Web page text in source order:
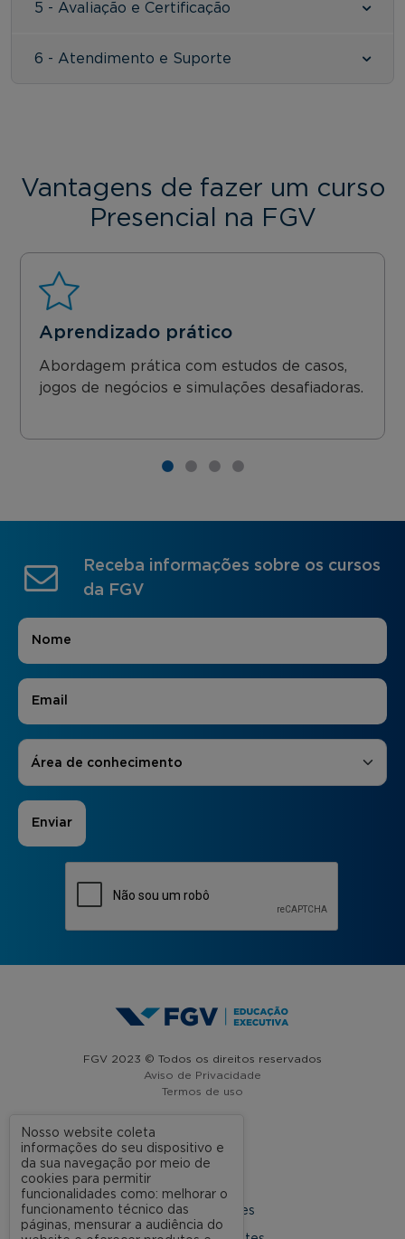
5 - Avaliação e Certificação
6 - Atendimento e Suporte
Vantagens de fazer um curso
Presencial na FGV
Aprendizado prático
Abordagem prática com estudos de casos,
jogos de negócios e simulações desafiadoras.
Receba informações sobre os cursos
da FGV
Nome
E-mail
Áreas de Interesse
Área de conhecimento
FGV 2023 © Todos os direitos reservados
Aviso de Privacidade
Termos de uso
A FGV
Nossas Unidades
Nosso website coleta
informações do seu dispositivo e
da sua navegação por meio de
cookies para permitir
funcionalidades como: melhorar o
funcionamento técnico das
páginas, mensurar a audiência do